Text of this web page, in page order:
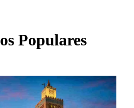
Populares